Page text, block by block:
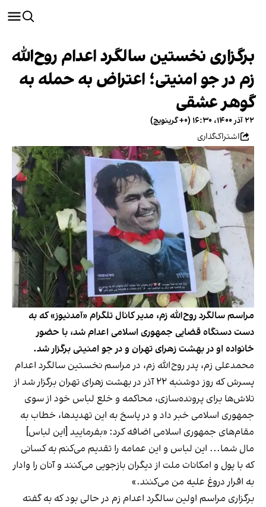
برگزاری نخستین سالگرد اعدام روح‌الله
زم در جو امنیتی؛ اعتراض به حمله به
گوهر عشقی
۲۲ آذر ۱۴۰۰، ۱۶:۳۰ (‎+۰ گرینویچ)
اشتراک‌گذاری
مراسم سالگرد روح‌الله زم، مدیر کانال تلگرام «آمدنیوز» که به
دست دستگاه قضایی جمهوری اسلامی اعدام شد، با حضور
خانواده او در بهشت زهرای تهران و در جو امنیتی برگزار شد.
محمدعلی زم، پدر روح‌الله زم، در مراسم نخستین سالگرد اعدام
پسرش که روز دوشنبه ۲۲ آذر در بهشت زهرای تهران برگزار شد از
تلاش‌ها برای پرونده‌سازی، محاکمه و خلع لباس خود از سوی
جمهوری اسلامی خبر داد و در پاسخ به این تهدیدها، خطاب به
مقام‌های جمهوری اسلامی اضافه کرد: «بفرمایید [این لباس]
مال شما... این لباس و این عمامه را تقدیم می‌کنم به کسانی
که با پول و امکانات ملت از دیگران بازجویی می‌کنند و آنان را وادار
به اقرار دروغ علیه من می‌کنند.»
برگزاری مراسم اولین سالگرد اعدام زم در حالی بود که به گفته